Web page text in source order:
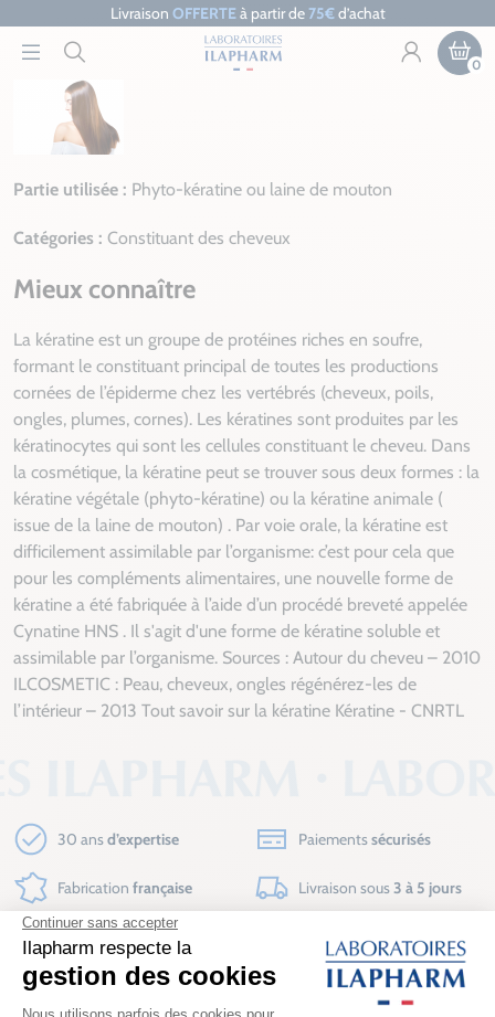
Livraison OFFERTEà partir de 75€d’achat
0
Partie utilisée : Phyto-kératine ou laine de mouton
Catégories : Constituant des cheveux
Mieux connaître
La kératine est un groupe de protéines riches en soufre,
formant le constituant principal de toutes les productions
cornées de l’épiderme chez les vertébrés (cheveux, poils,
ongles, plumes, cornes). Les kératines sont produites par les
kératinocytes qui sont les cellules constituant le cheveu. Dans
la cosmétique, la kératine peut se trouver sous deux formes : la
kératine végétale (phyto-kératine) ou la kératine animale (
issue de la laine de mouton) . Par voie orale, la kératine est
difficilement assimilable par l’organisme: c’est pour cela que
pour les compléments alimentaires, une nouvelle forme de
kératine a été fabriquée à l’aide d’un procédé breveté appelée
Cynatine HNS . Il s'agit d'une forme de kératine soluble et
assimilable par l’organisme. Sources : Autour du cheveu – 2010
ILCOSMETIC : Peau, cheveux, ongles régénérez-les de
l’intérieur – 2013 Tout savoir sur la kératine Kératine - CNRTL
30 ansd’expertise Paiementssécurisés
Fabrication française Livraison sous3 à 5 jours
Inscrivez-vous à notre newsletter
Rejoignez notre newsletter pour recevoir des conseils santé, des
offres exclusives et les dernières actualités d’Ilapharm